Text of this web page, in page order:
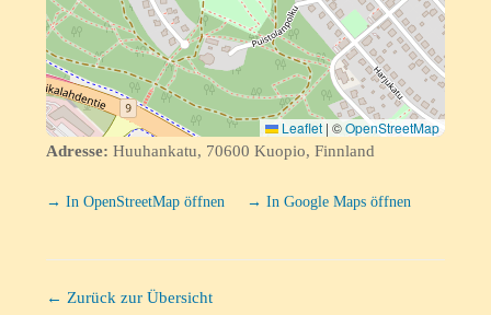
Leaflet | ©OpenStreetMap
Adresse: Huuhankatu, 70600 Kuopio, Finnland
→ In OpenStreetMap öffnen → In Google Maps öffnen
← Zurück zur Übersicht